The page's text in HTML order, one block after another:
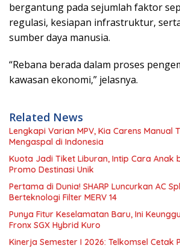
bergantung pada sejumlah faktor
regulasi, kesiapan infrastruktur,
sumber daya manusia.
“Rebana berada dalam proses
kawasan ekonomi,” jelasnya.
Related News
Lengkapi Varian MPV, Kia Carens Manual
Mengaspal di Indonesia
Kuota Jadi Tiket Liburan, Intip Cara Anak
Promo Destinasi Unik
Pertama di Dunia! SHARP Luncurkan AC
Berteknologi Filter MERV 14
Punya Fitur Keselamatan Baru, Ini
Fronx SGX Hybrid Kuro
Kinerja Semester I 2026: Telkomsel Cetak